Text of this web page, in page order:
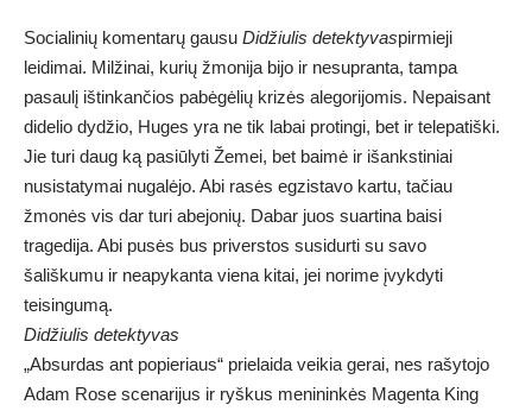
Socialinių komentarų gausu Didžiulis detektyvaspirmieji
leidimai. Milžinai, kurių žmonija bijo ir nesupranta, tampa
pasaulį ištinkančios pabėgėlių krizės alegorijomis. Nepaisant
didelio dydžio, Huges yra ne tik labai protingi, bet ir telepatiški.
Jie turi daug ką pasiūlyti Žemei, bet baimė ir išankstiniai
nusistatymai nugalėjo. Abi rasės egzistavo kartu, tačiau
žmonės vis dar turi abejonių. Dabar juos suartina baisi
tragedija. Abi pusės bus priverstos susidurti su savo
šališkumu ir neapykanta viena kitai, jei norime įvykdyti
teisingumą.
Didžiulis detektyvas
„Absurdas ant popieriaus“ prielaida veikia gerai, nes rašytojo
Adam Rose scenarijus ir ryškus menininkės Magenta King